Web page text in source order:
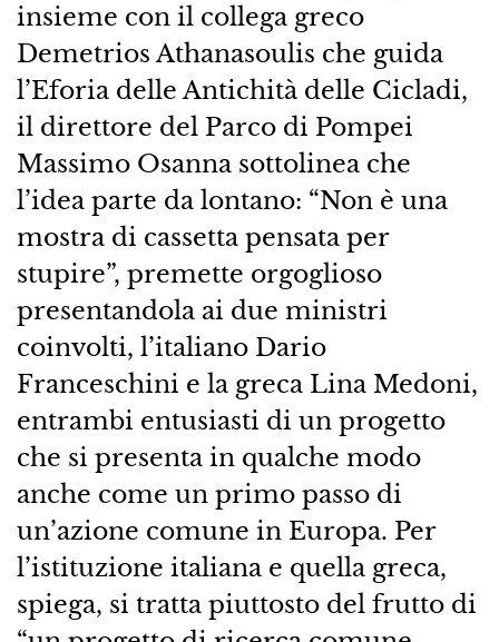
insieme con il collega greco
Demetrios Athanasoulis che guida
l’Eforia delle Antichità delle Cicladi,
il direttore del Parco di Pompei
Massimo Osanna sottolinea che
l’idea parte da lontano: “Non è una
mostra di cassetta pensata per
stupire”, premette orgoglioso
presentandola ai due ministri
coinvolti, l’italiano Dario
Franceschini e la greca Lina Medoni,
entrambi entusiasti di un progetto
che si presenta in qualche modo
anche come un primo passo di
un’azione comune in Europa. Per
l’istituzione italiana e quella greca,
spiega, si tratta piuttosto del frutto di